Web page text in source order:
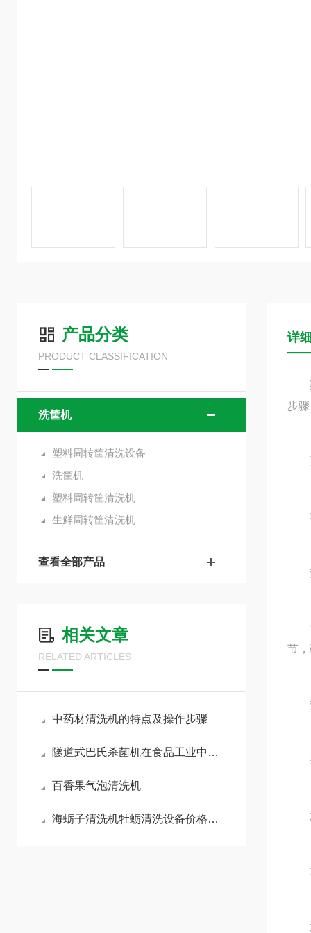
产品分类
PRODUCT CLASSIFICATION
洗筐机
塑料周转筐清洗设备
洗筐机
塑料周转筐清洗机
生鲜周转筐清洗机
查看全部产品
相关文章
RELATED ARTICLES
中药材清洗机的特点及操作步骤
隧道式巴氏杀菌机在食品工业中的应用
百香果气泡清洗机
海蛎子清洗机牡蛎清洗设备价格诚招供应商
详
步
预
将
热
节
热
采
清
通
消